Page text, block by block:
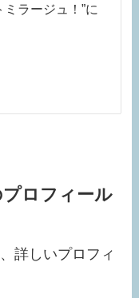
ラージュ！”に
ロフィール
詳しいプロフィ